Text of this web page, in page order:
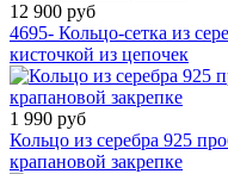
12 900 руб
4695- Кольцо-сетка из
кисточкой из цепочек
1 990 руб
Кольцо из серебра 925
крапановой закрепке